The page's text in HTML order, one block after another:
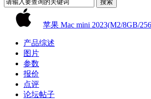
苹果 Mac mini 2023(M2/8GB/
产品综述
图片
参数
报价
点评
论坛帖子